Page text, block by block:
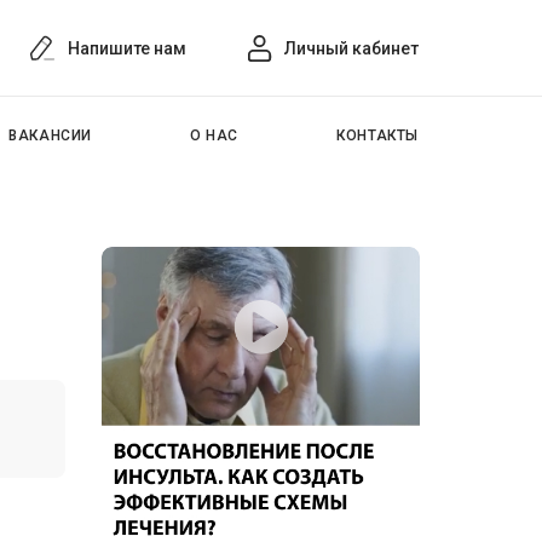
Напишите нам Личный кабинет
ВАКАНСИИ О НАС КОНТАКТЫ